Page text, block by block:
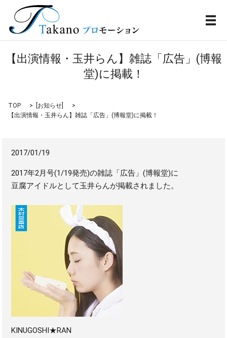
メ
【出演情報・玉井らん】雑誌「広告」(博報
堂)に掲載！
TOP お知らせ
【出演情報・玉井らん】雑誌「広告」(博報堂)に掲載！
2017/01/19
2017年2月号(1/19発売)の雑誌「広告」(博報堂)に
豆腐アイドルとして玉井らんが掲載されました。
KINUGOSHI★RAN